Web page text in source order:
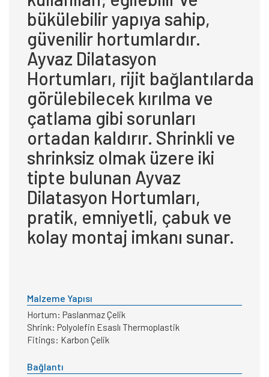
bükülebilir yapıya sahip,
güvenilir hortumlardır.
Ayvaz Dilatasyon
Hortumları, rijit bağlantılarda
görülebilecek kırılma ve
çatlama gibi sorunları
ortadan kaldırır. Shrinkli ve
shrinksiz olmak üzere iki
tipte bulunan Ayvaz
Dilatasyon Hortumları,
pratik, emniyetli, çabuk ve
kolay montaj imkanı sunar.
Malzeme Yapısı
Hortum: Paslanmaz Çelik
Shrink: Polyolefin Esaslı Thermoplastik
Fitings: Karbon Çelik
Bağlantı